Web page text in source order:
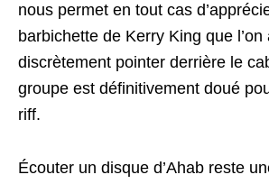
nous permet en tout cas
barbichette de Kerry King que l’on
discrètement pointer derrière le
groupe est définitivement doué
riff.
Écouter un disque d’Ahab reste